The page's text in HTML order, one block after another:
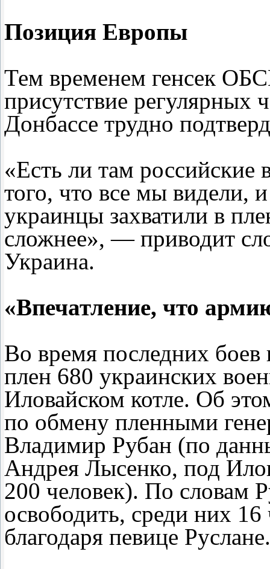
Позиция Европы
Тем временем генсек
присутствие регулярных
Донбассе трудно
«Есть ли там российские
того, что все мы видели,
украинцы захватили в
сложнее», — приводит
Украина.
«Впечатление, что
Во время последних боев
плен 680 украинских
Иловайском котле. Об
по обмену пленными
Владимир Рубан (по
Андрея Лысенко, под
200 человек). По словам
освободить, среди них
благодаря певице Руслане.